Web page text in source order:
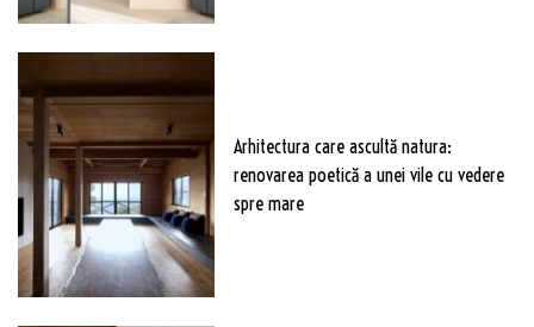
Arhitectura care ascultă natura:
renovarea poetică a unei vile cu vedere
spre mare